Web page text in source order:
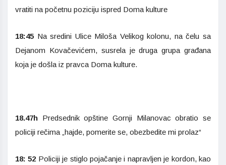
vratiti na početnu poziciju ispred Doma kulture
18:45 Na sredini Ulice Miloša Velikog kolonu, na čelu sa
Dejanom Kovačevićem, susrela je druga grupa građana
koja je došla iz pravca Doma kulture.
18.47h Predsednik opštine Gornji Milanovac obratio se
policiji rečima „hajde, pomerite se, obezbedite mi prolaz“
18: 52 Policiji je stiglo pojačanje i napravljen je kordon, kao